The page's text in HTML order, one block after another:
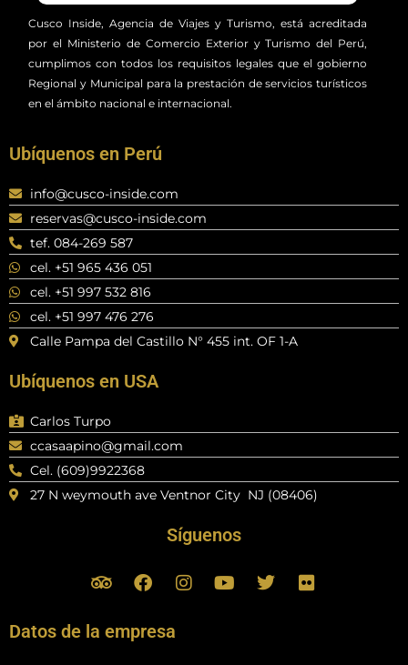
Cusco Inside, Agencia de Viajes y Turismo, está acreditada
por el Ministerio de Comercio Exterior y Turismo del Perú,
cumplimos con todos los requisitos legales que el gobierno
Regional y Municipal para la prestación de servicios turísticos
en el ámbito nacional e internacional.
Ubíquenos en Perú
info@cusco-inside.com
reservas@cusco-inside.com
tef. 084-269 587
cel. +51 965 436 051
cel. +51 997 532 816
cel. +51 997 476 276
Calle Pampa del Castillo N° 455 int. OF 1-A
Ubíquenos en USA
Carlos Turpo
ccasaapino@gmail.com
Cel. (609)9922368
27 N weymouth ave Ventnor City NJ (08406)
Síguenos
T
r
p
F
a
e
I
n
Y
o
T
w
F
l
Datos de la empresa